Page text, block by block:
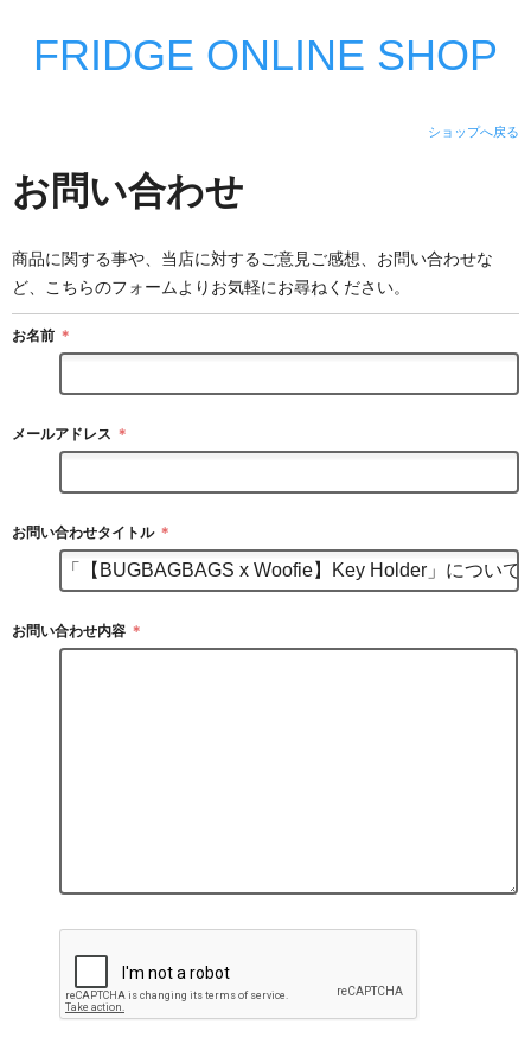
FRIDGE ONLINE SHOP
ショップへ戻る
お問い合わせ
商品に関する事や、当店に対するご意見ご感想、お問い合わせな
ど、こちらのフォームよりお気軽にお尋ねください。
お名前 ＊
メールアドレス ＊
お問い合わせタイトル ＊
お問い合わせ内容 ＊